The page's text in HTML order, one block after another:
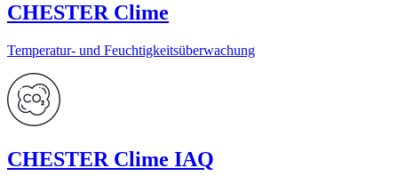
CHESTER Clime
Temperatur- und Feuchtigkeitsüberwachung
CHESTER Clime IAQ